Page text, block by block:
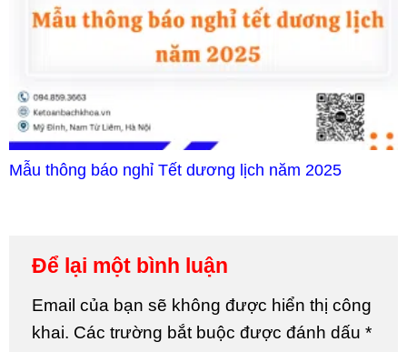
Mẫu thông báo nghỉ Tết dương lịch năm 2025
Để lại một bình luận
Email của bạn sẽ không được hiển thị công
khai. Các trường bắt buộc được đánh dấu *